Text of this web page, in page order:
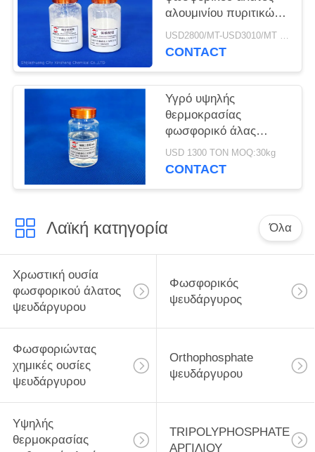
αλουμινίου πυριτικών
αλάτων νατρίου
θεραπεύοντας
USD2800/MT-USD3010/MT MOQ:5 τόνοι
CONTACT
Υγρό υψηλής
θερμοκρασίας
φωσφορικό άλας
υδρογόνου αργιλίου
αγνότητας 43% κόλλας
USD 1300 TON MOQ:30kg
CONTACT
Λαϊκή κατηγορία Όλα
Χρωστική ουσία
φωσφορικού άλατος
ψευδάργυρου
Φωσφορικός
ψευδάργυρος
Φωσφοριώντας
χημικές ουσίες
ψευδάργυρου
Orthophosphate
ψευδάργυρου
Υψηλής
θερμοκρασίας
TRIPOLYPHOSPHATE
ΑΡΓΙΛΙΟΥ